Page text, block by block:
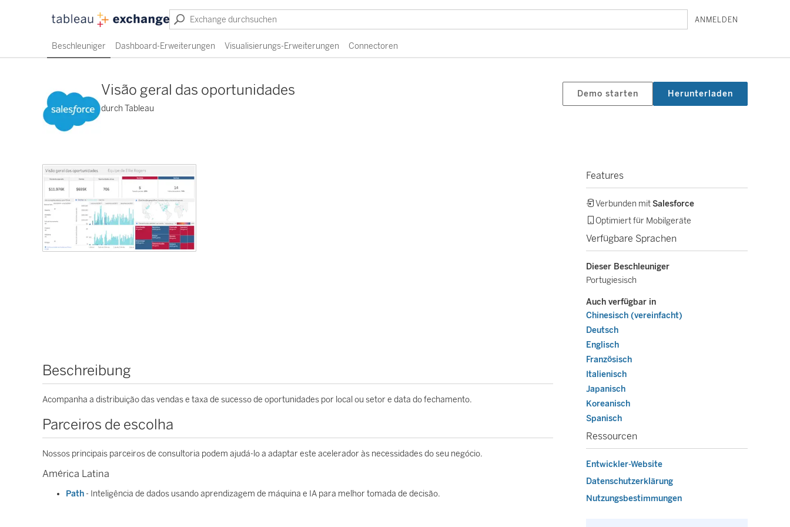
ANMELDEN
Beschleuniger Dashboard-Erweiterungen Visualisierungs-Erweiterungen Connectoren
Visão geral das oportunidades
durch Tableau
Demo starten Herunterladen
Beschreibung
Acompanha a distribuição das vendas e taxa de sucesso de oportunidades por local ou setor e data do fechamento.
Parceiros de escolha
Nossos principais parceiros de consultoria podem ajudá-lo a adaptar este acelerador às necessidades do seu negócio.
América Latina
Path - Inteligência de dados usando aprendizagem de máquina e IA para melhor tomada de decisão.
Features
Verbunden mitSalesforce
Optimiert für Mobilgeräte
Verfügbare Sprachen
Dieser Beschleuniger
Portugiesisch
Auch verfügbar in
Chinesisch (vereinfacht)
Deutsch
Englisch
Französisch
Italienisch
Japanisch
Koreanisch
Spanisch
Ressourcen
Entwickler-Website
Datenschutzerklärung
Nutzungsbestimmungen